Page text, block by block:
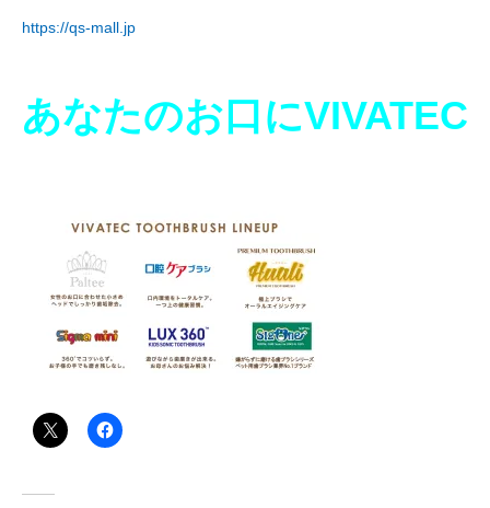
https://qs-mall.jp
あなたのお口にVIVATEC